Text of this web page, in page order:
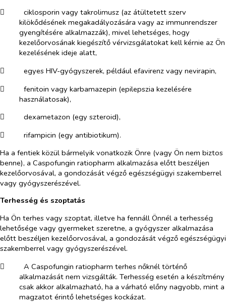
​
ciklosporin vagy takrolimusz (az átültetett szerv
kilökődésének megakadályozására vagy az immunrendszer
gyengítésére alkalmazzák), mivel lehetséges, hogy
kezelőorvosának kiegészítő vérvizsgálatokat kell kérnie az Ön
kezelésének ideje alatt,
​
egyes HIV-gyógyszerek, például efavirenz vagy nevirapin,
​
fenitoin vagy karbamazepin (epilepszia kezelésére
használatosak),
​
dexametazon (egy szteroid),
​
rifampicin (egy antibiotikum).
Ha a fentiek közül bármelyik vonatkozik Önre (vagy Ön nem biztos
benne), a Caspofungin ratiopharm alkalmazása előtt beszéljen
kezelőorvosával, a gondozását végző egészségügyi szakemberrel
vagy gyógyszerészével.
Terhesség és szoptatás
Ha Ön terhes vagy szoptat, illetve ha fennáll Önnél a terhesség
lehetősége vagy gyermeket szeretne, a gyógyszer alkalmazása
előtt beszéljen kezelőorvosával, a gondozását végző egészségügyi
szakemberrel vagy gyógyszerészével.
​
A Caspofungin ratiopharm terhes nőknél történő
alkalmazását nem vizsgálták. Terhesség esetén a készítmény
csak akkor alkalmazható, ha a várható előny nagyobb, mint a
magzatot érintő lehetséges kockázat.